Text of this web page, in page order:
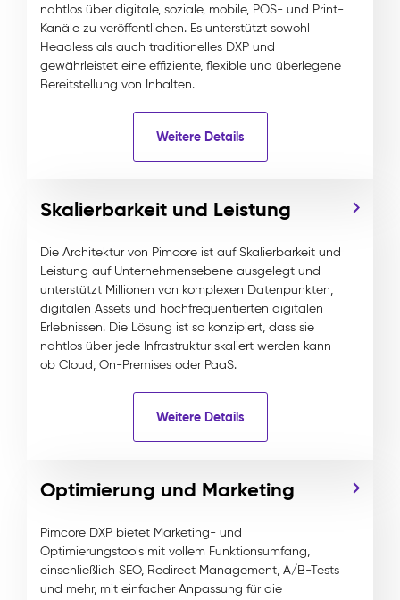
nahtlos über digitale, soziale, mobile, POS- und Print-
Kanäle zu veröffentlichen. Es unterstützt sowohl
Headless als auch traditionelles DXP und
gewährleistet eine effiziente, flexible und überlegene
Bereitstellung von Inhalten.
Weitere Details
Skalierbarkeit und Leistung
Die Architektur von Pimcore ist auf Skalierbarkeit und
Leistung auf Unternehmensebene ausgelegt und
unterstützt Millionen von komplexen Datenpunkten,
digitalen Assets und hochfrequentierten digitalen
Erlebnissen. Die Lösung ist so konzipiert, dass sie
nahtlos über jede Infrastruktur skaliert werden kann -
ob Cloud, On-Premises oder PaaS.
Weitere Details
Optimierung und Marketing
Pimcore DXP bietet Marketing- und
Optimierungstools mit vollem Funktionsumfang,
einschließlich SEO, Redirect Management, A/B-Tests
und mehr, mit einfacher Anpassung für die